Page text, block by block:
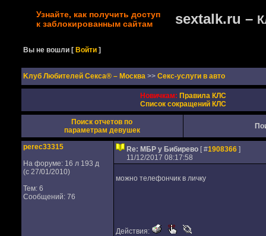
Узнайте, как получить доступ
к заблокированным сайтам
sextalk.ru –
Вы не вошли [Войти ]
Kлуб Любителей Секса® – Москва >> Секс-услуги в авто
Новичкам: Правила КЛС
Список сокращений КЛС
Поиск отчетов по
параметрам девушек
perec33315
На форуме: 16 л 193 д
(с 27/01/2010)
Тем: 6
Сообщений: 76
Re: МБР у Бибирево [ #1908366]
11/12/2017 08:17:58
можно телефончик в личку
Действия: